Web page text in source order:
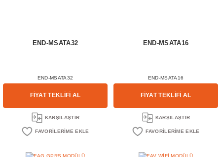
END-MSATA32
END-MSATA32
FİYAT TEKLİFİ AL
KARŞILAŞTIR
END-MSATA16
END-MSATA16
FİYAT TEKLİFİ AL
KARŞILAŞTIR